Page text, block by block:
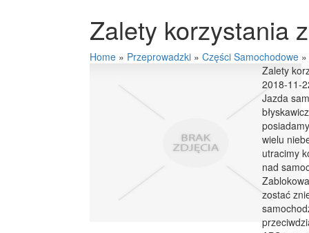
Zalety korzystania
Home » Przeprowadzki » Części Samochodowe »
Zalety
2018-11-
Jazda
wielu
utracimy
nad
zostać